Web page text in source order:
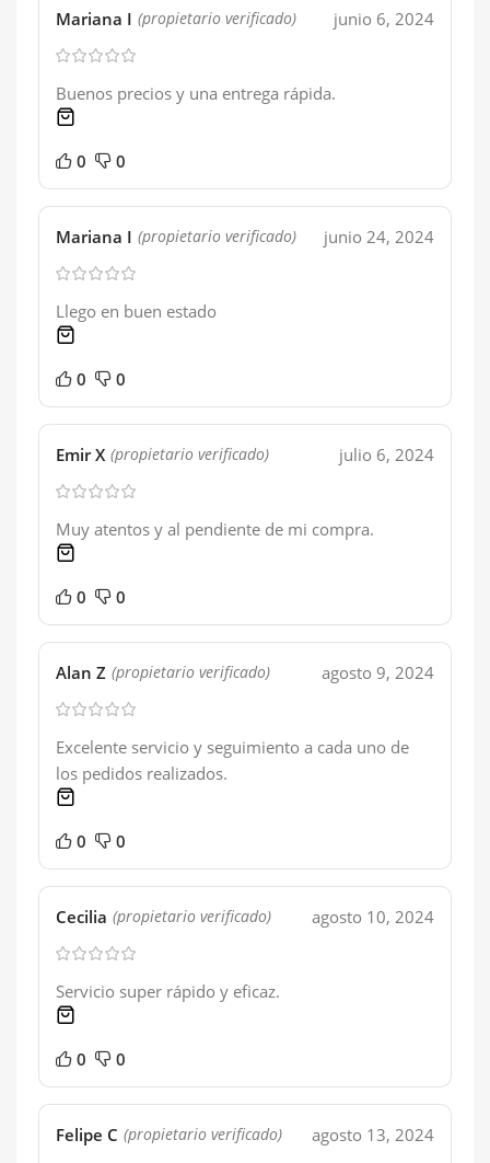
Mariana I (propietario verificado) junio 6, 2024
Buenos precios y una entrega rápida.
0 0
Mariana I (propietario verificado) junio 24, 2024
Llego en buen estado
0 0
Emir X (propietario verificado) julio 6, 2024
Muy atentos y al pendiente de mi compra.
0 0
Alan Z (propietario verificado) agosto 9, 2024
Excelente servicio y seguimiento a cada uno de
los pedidos realizados.
0 0
Cecilia (propietario verificado) agosto 10, 2024
Servicio super rápido y eficaz.
0 0
Felipe C (propietario verificado) agosto 13, 2024